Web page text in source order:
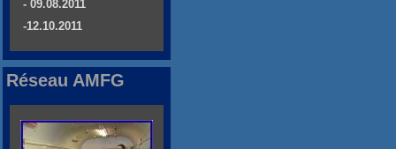
- 09.08.2011
-12.10.2011
Réseau AMFG